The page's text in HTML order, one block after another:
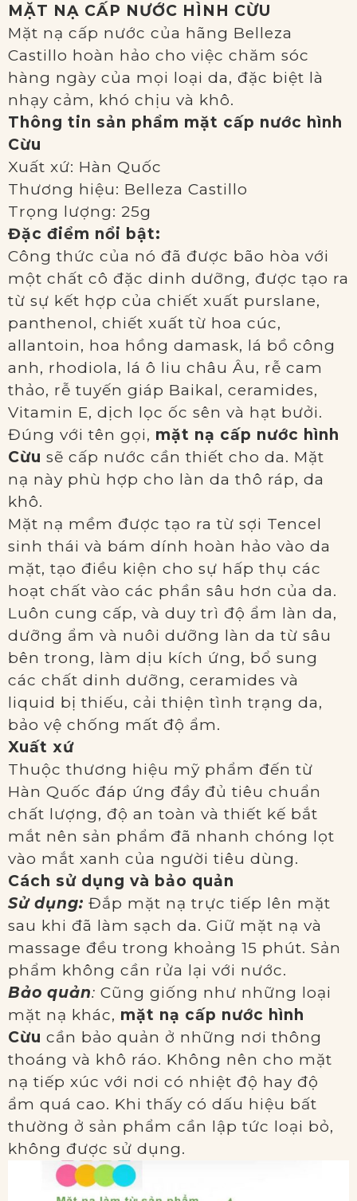
MẶT NẠ CẤP NƯỚC HÌNH CỪU
Mặt nạ cấp nước của hãng Belleza
Castillo hoàn hảo cho việc chăm sóc
hàng ngày của mọi loại da, đặc biệt là
nhạy cảm, khó chịu và khô.
Thông tin sản phẩm mặt cấp nước hình
Cừu
Xuất xứ: Hàn Quốc
Thương hiệu: Belleza Castillo
Trọng lượng: 25g
Đặc điểm nổi bật:
Công thức của nó đã được bão hòa với
một chất cô đặc dinh dưỡng, được tạo ra
từ sự kết hợp của chiết xuất purslane,
panthenol, chiết xuất từ hoa cúc,
allantoin, hoa hồng damask, lá bồ công
anh, rhodiola, lá ô liu châu Âu, rễ cam
thảo, rễ tuyến giáp Baikal, ceramides,
Vitamin E, dịch lọc ốc sên và hạt bưởi.
Đúng với tên gọi, mặt nạ cấp nước hình
Cừu sẽ cấp nước cần thiết cho da. Mặt
nạ này phù hợp cho làn da thô ráp, da
khô.
Mặt nạ mềm được tạo ra từ sợi Tencel
sinh thái và bám dính hoàn hảo vào da
mặt, tạo điều kiện cho sự hấp thụ các
hoạt chất vào các phần sâu hơn của da.
Luôn cung cấp, và duy trì độ ẩm làn da,
dưỡng ẩm và nuôi dưỡng làn da từ sâu
bên trong, làm dịu kích ứng, bổ sung
các chất dinh dưỡng, ceramides và
liquid bị thiếu, cải thiện tình trạng da,
bảo vệ chống mất độ ẩm.
Xuất xứ
Thuộc thương hiệu mỹ phẩm đến từ
Hàn Quốc đáp ứng đầy đủ tiêu chuẩn
chất lượng, độ an toàn và thiết kế bắt
mắt nên sản phẩm đã nhanh chóng lọt
vào mắt xanh của người tiêu dùng.
Cách sử dụng và bảo quản
Sử dụng: Đắp mặt nạ trực tiếp lên mặt
sau khi đã làm sạch da. Giữ mặt nạ và
massage đều trong khoảng 15 phút. Sản
phẩm không cần rửa lại với nước.
Bảo quản: Cũng giống như những loại
mặt nạ khác, mặt nạ cấp nước hình
Cừu cần bảo quản ở những nơi thông
thoáng và khô ráo. Không nên cho mặt
nạ tiếp xúc với nơi có nhiệt độ hay độ
ẩm quá cao. Khi thấy có dấu hiệu bất
thường ở sản phẩm cần lập tức loại bỏ,
không được sử dụng.